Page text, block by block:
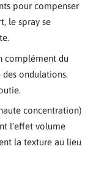
pour compenser
le spray se
complément du
ondulations.
concentration)
l’effet volume
la texture au lieu